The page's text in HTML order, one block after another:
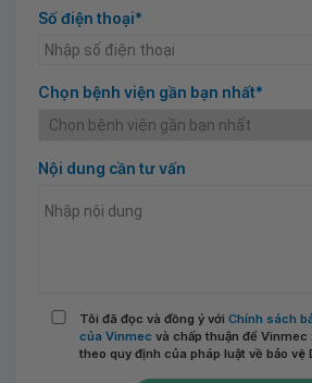
Số điện thoại*
Chọn bệnh viện gần bạn nhất*
Nội dung cần tư vấn
Tôi đã đọc và đồng ý với Chính sách
của Vinmec và chấp thuận để Vinmec
theo quy định của pháp luật về bảo vệ